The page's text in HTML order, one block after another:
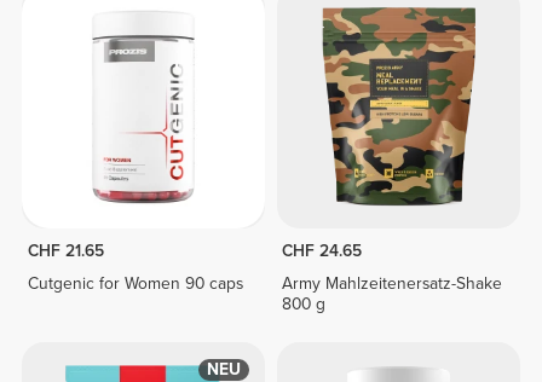
CHF 21.65
Cutgenic for Women 90 caps
CHF 24.65
Army Mahlzeitenersatz-Shake
800 g
NEU